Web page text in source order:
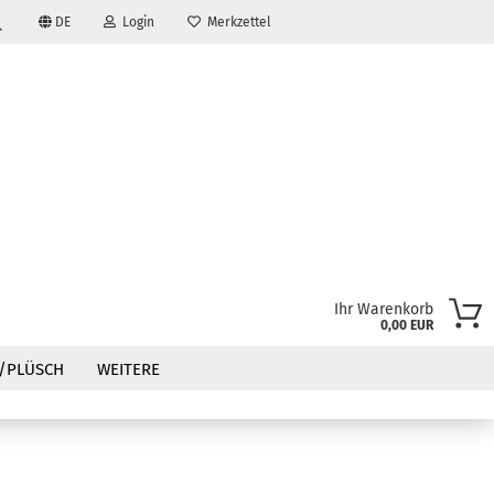
DE Login Merkzettel
Ihr Warenkorb
0,00 EUR
WEITERE